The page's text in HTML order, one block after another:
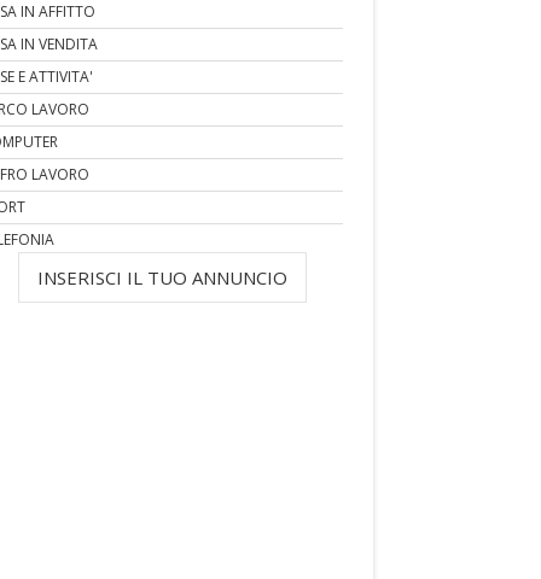
IN AFFITTO
IN VENDITA
E ATTIVITA'
LAVORO
LAVORO
INSERISCI IL TUO ANNUNCIO